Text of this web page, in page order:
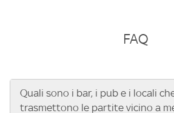
FAQ
Quali sono i bar, i pub e i locali
trasmettono le partite vicino a